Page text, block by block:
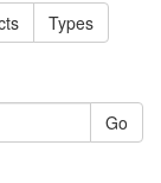
Types
Go